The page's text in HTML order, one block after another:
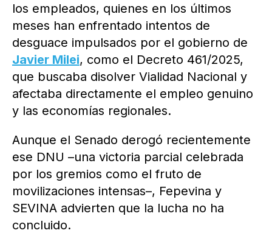
los empleados, quienes en los últimos
meses han enfrentado intentos de
desguace impulsados por el gobierno de
Javier Milei, como el Decreto 461/2025,
que buscaba disolver Vialidad Nacional y
afectaba directamente el empleo genuino
y las economías regionales.
Aunque el Senado derogó recientemente
ese DNU –una victoria parcial celebrada
por los gremios como el fruto de
movilizaciones intensas–, Fepevina y
SEVINA advierten que la lucha no ha
concluido.